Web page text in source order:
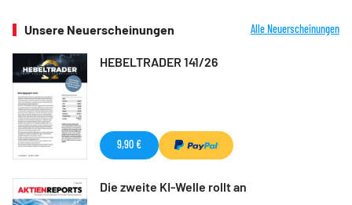
Unsere Neuerscheinungen Alle Neuerscheinungen
HEBELTRADER 141/26
9,90 €
Die zweite KI-Welle rollt an